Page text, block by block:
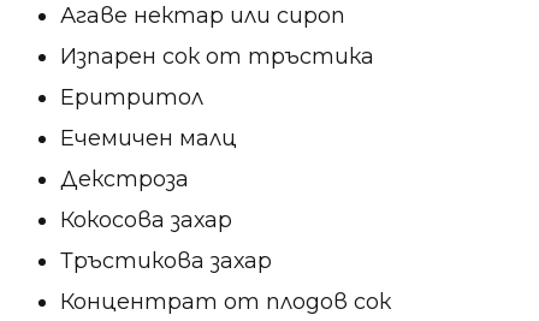
Агаве нектар или сироп
Изпарен сок от тръстика
Еритритол
Ечемичен малц
Декстроза
Кокосова захар
Тръстикова захар
Концентрат от плодов сок